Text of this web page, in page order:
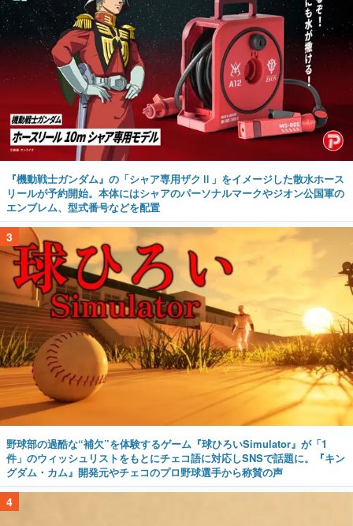
『機動戦士ガンダム』の「シャア専用ザクⅡ」をイメージした散水ホース
リールが予約開始。本体にはシャアのパーソナルマークやジオン公国軍の
エンブレム、型式番号などを配置
3
野球部の過酷な“補欠”を体験するゲーム『球ひろいSimulator』が「1
件」のウィッシュリストをもとにチェコ語に対応しSNSで話題に。『キン
グダム・カム』開発元やチェコのプロ野球選手から称賛の声
4